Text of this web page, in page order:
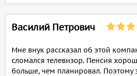
Василий Петрович
Мне внук рассказал об этой
сломался телевизор. Пенсия
больше, чем планировал. Поэтому